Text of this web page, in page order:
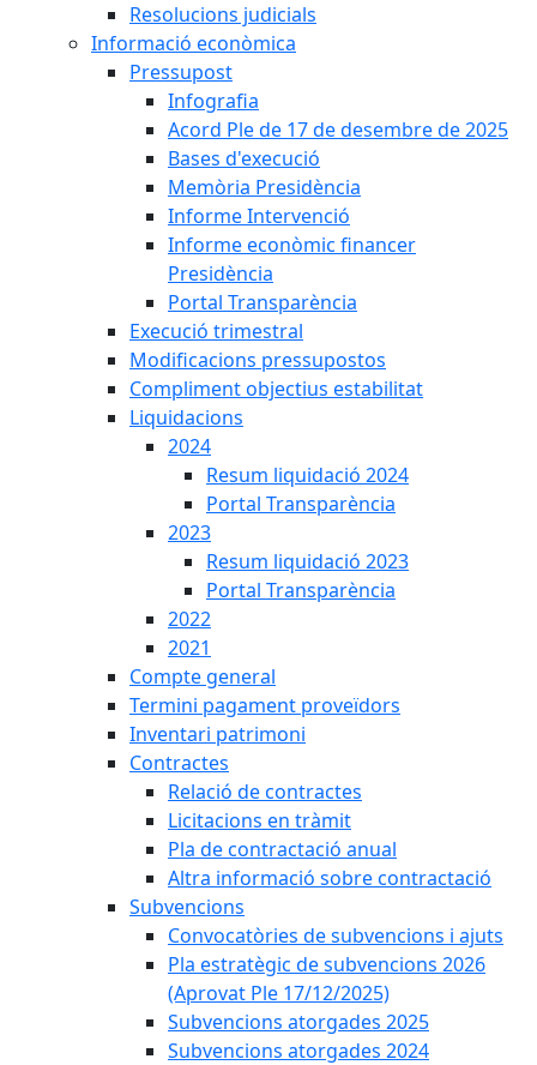
Resolucions judicials
Informació econòmica
Pressupost
Infografia
Acord Ple de 17 de desembre de 2025
Bases d'execució
Memòria Presidència
Informe Intervenció
Informe econòmic financer
Presidència
Portal Transparència
Execució trimestral
Modificacions pressupostos
Compliment objectius estabilitat
Liquidacions
2024
Resum liquidació 2024
Portal Transparència
2023
Resum liquidació 2023
Portal Transparència
2022
2021
Compte general
Termini pagament proveïdors
Inventari patrimoni
Contractes
Relació de contractes
Licitacions en tràmit
Pla de contractació anual
Altra informació sobre contractació
Subvencions
Convocatòries de subvencions i ajuts
Pla estratègic de subvencions 2026
(Aprovat Ple 17/12/2025)
Subvencions atorgades 2025
Subvencions atorgades 2024